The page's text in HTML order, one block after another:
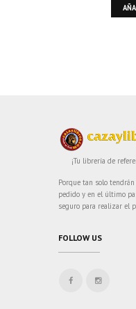
¡Tu librería de
Porque tan solo
pedido y en el último
seguro para realizar el
FOLLOW US